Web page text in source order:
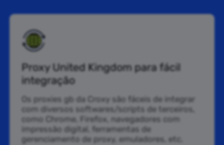
Proxy United Kingdom para fácil
integração
Os proxies gb da Croxy são fáceis de integrar
com diversos softwares/scripts de terceiros,
como Chrome, Firefox, navegadores com
impressão digital, ferramentas de
gerenciamento de proxy, emuladores, etc.